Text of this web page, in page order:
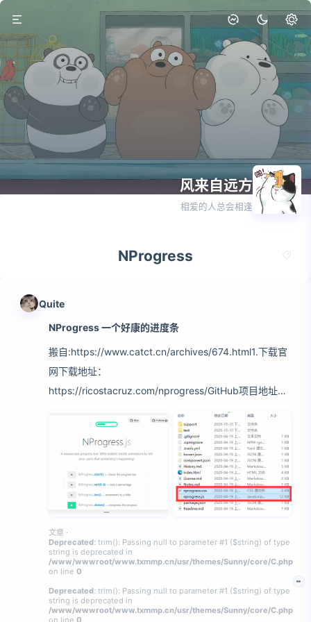
风来自远方
相爱的人总会相逢
NProgress
1篇
Quite
NProgress 一个好康的进度条
搬自:https://www.catct.cn/archives/674.html1.下载官
网下载地址：
https://ricostacruz.com/nprogress/GitHub项目地址：
https://github.com/rstacruz/nprogress/2.引入需要的
nprogress.css 和 nprogress.js 文件＆lt;link rel=＆
quot;stylesheet＆quot; type=＆quot;text/css＆quot;
href=＆quot;nprogress.css＆quot;/＆gt; ＆lt;script
src=＆quot;nprogre
文章 ·
Deprecated: trim(): Passing null to parameter #1 ($string) of type
string is deprecated in
/www/wwwroot/www.txmmp.cn/usr/themes/Sunny/core/C.php
on line 0
Deprecated: trim(): Passing null to parameter #1 ($string) of type
string is deprecated in
/www/wwwroot/www.txmmp.cn/usr/themes/Sunny/core/C.php